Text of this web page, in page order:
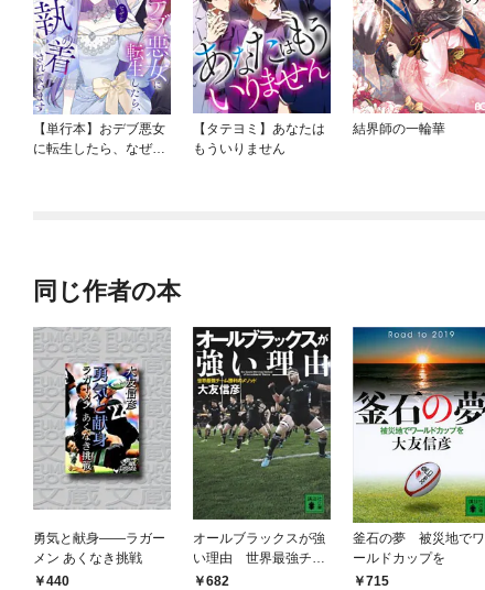
【単行本】おデブ悪女
に転生したら、なぜか
【タテヨミ】あなたは
もういりません
結界師の一輪華
同じ作者の本
勇気と献身――ラガー
メン あくなき挑戦
440
オールブラックスが強
い理由 世界最強チー
ム勝利のメソッド
682
釜石の夢 被災地でワ
ールドカップを
715